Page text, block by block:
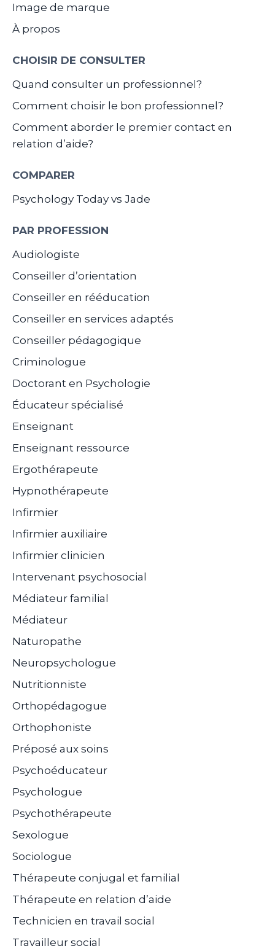
Image de marque
À propos
CHOISIR DE CONSULTER
Quand consulter un professionnel?
Comment choisir le bon professionnel?
Comment aborder le premier contact en
relation d’aide?
COMPARER
Psychology Today vs Jade
PAR PROFESSION
Audiologiste
Conseiller d’orientation
Conseiller en rééducation
Conseiller en services adaptés
Conseiller pédagogique
Criminologue
Doctorant en Psychologie
Éducateur spécialisé
Enseignant
Enseignant ressource
Ergothérapeute
Hypnothérapeute
Infirmier
Infirmier auxiliaire
Infirmier clinicien
Intervenant psychosocial
Médiateur familial
Médiateur
Naturopathe
Neuropsychologue
Nutritionniste
Orthopédagogue
Orthophoniste
Préposé aux soins
Psychoéducateur
Psychologue
Psychothérapeute
Sexologue
Sociologue
Thérapeute conjugal et familial
Thérapeute en relation d’aide
Technicien en travail social
Travailleur social